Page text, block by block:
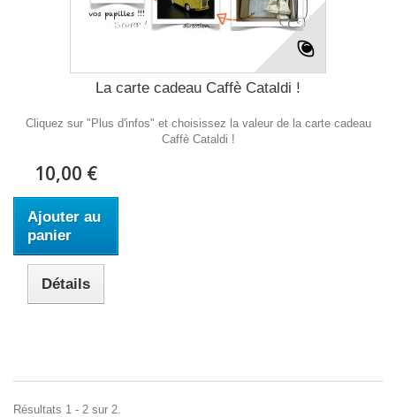
La carte cadeau Caffè Cataldi !
Cliquez sur "Plus d'infos" et choisissez la valeur de la carte cadeau
Caffè Cataldi !
10,00 €
Ajouter au
panier
Détails
Résultats 1 - 2 sur 2.